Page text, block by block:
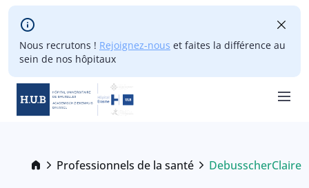
Skip to main content
Nous recrutons ! Rejoignez-nous et faites la différence au
sein de nos hôpitaux
Breadcrumb
Professionnels de la santé
Current:
DebusscherClaire